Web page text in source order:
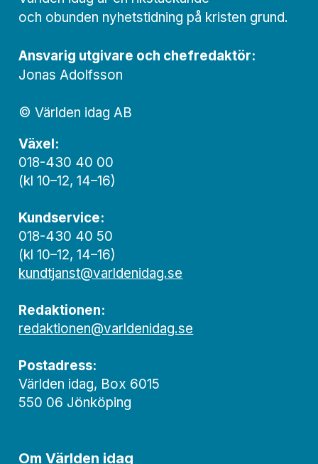
och obunden nyhets­­­tidning på kristen grund.
Ansvarig utgivare och chef­redaktör:
Jonas Adolfsson
© Världen idag AB
Växel:
018-430 40 00
(kl 10–12, 14–16)
Kundservice:
018-430 40 50
(kl 10–12, 14–16)
kundtjanst@varldenidag.se
Redaktionen:
redaktionen@varldenidag.se
Postadress:
Världen idag, Box 6015
550 06 Jönköping
Om Världen idag